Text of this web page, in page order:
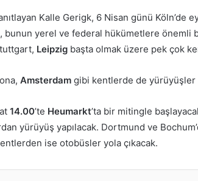
Kalle Gerigk, 6 Nisan günü
bunun yerel ve federal hükümetlere önemli
Leipzig başta olmak üzere pek çok
Amsterdam gibi kentlerde de yürüyüşler
14.00’te Heumarkt’ta bir mitingle
yürüyüş yapılacak. Dortmund ve
ise otobüsler yola çıkacak.